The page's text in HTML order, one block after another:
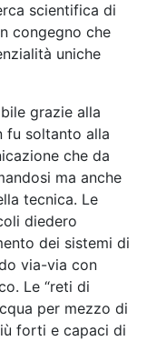
scientifica di
congegno che
uniche
grazie alla
fu soltanto alla
che da
ma anche
tecnica. Le
diedero
dei sistemi di
via-via con
Le “reti di
per mezzo di
forti e capaci di